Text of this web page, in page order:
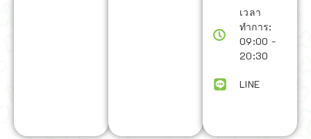
เวลา
ทำการ:
09:00 -
20:30
LINE